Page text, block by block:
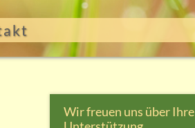
Wir freuen uns über Ihre